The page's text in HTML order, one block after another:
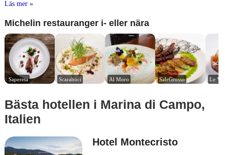
Läs mer »
Michelin restauranger i- eller nära
Sapereta Scaraboci Al Moro SaleGrosso Le
Bästa hotellen i Marina di Campo,
Italien
Hotel Montecristo